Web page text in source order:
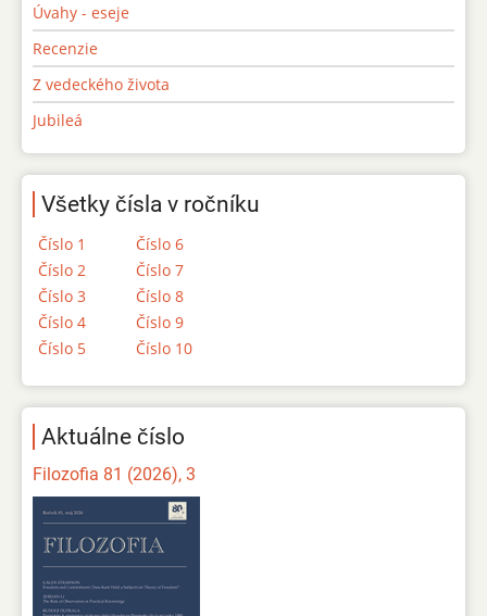
Úvahy - eseje
Recenzie
Z vedeckého života
Jubileá
Všetky čísla v ročníku
Číslo 1
Číslo 2
Číslo 3
Číslo 4
Číslo 5
Číslo 6
Číslo 7
Číslo 8
Číslo 9
Číslo 10
Aktuálne číslo
Filozofia 81 (2026), 3